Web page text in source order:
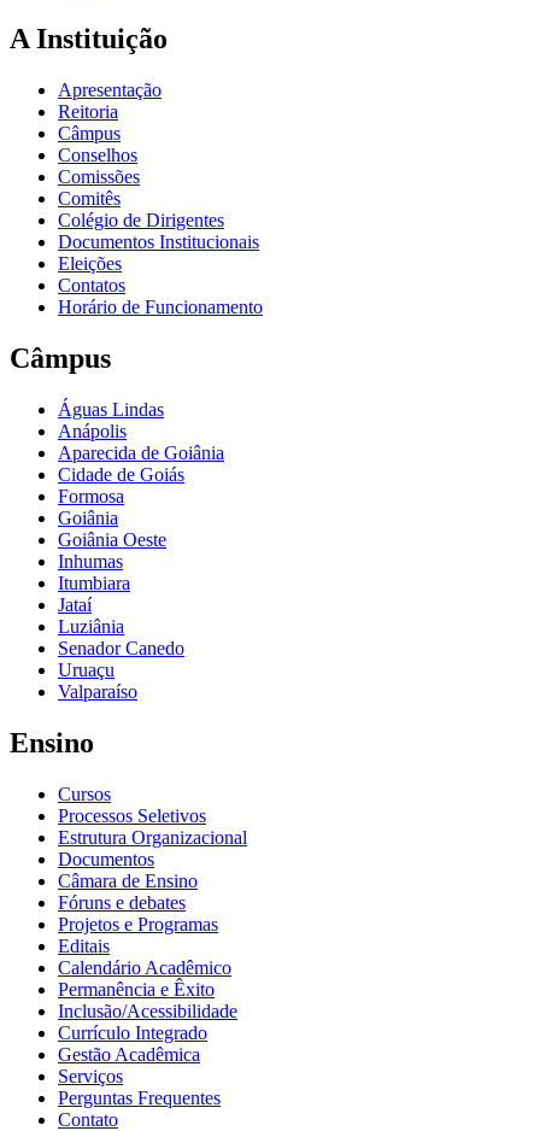
A Instituição
Apresentação
Reitoria
Câmpus
Conselhos
Comissões
Comitês
Colégio de Dirigentes
Documentos Institucionais
Eleições
Contatos
Horário de Funcionamento
Câmpus
Águas Lindas
Anápolis
Aparecida de Goiânia
Cidade de Goiás
Formosa
Goiânia
Goiânia Oeste
Inhumas
Itumbiara
Jataí
Luziânia
Senador Canedo
Uruaçu
Valparaíso
Ensino
Cursos
Processos Seletivos
Estrutura Organizacional
Documentos
Câmara de Ensino
Fóruns e debates
Projetos e Programas
Editais
Calendário Acadêmico
Permanência e Êxito
Inclusão/Acessibilidade
Currículo Integrado
Gestão Acadêmica
Serviços
Perguntas Frequentes
Contato